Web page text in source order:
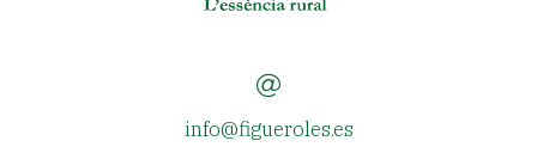
info@figueroles.es